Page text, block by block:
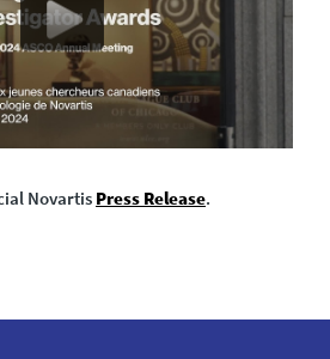
Novartis Press Release.